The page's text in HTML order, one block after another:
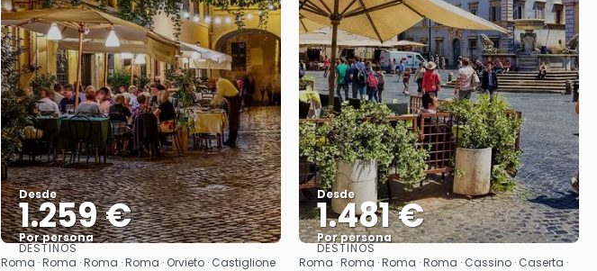
Desde
1.259 €
Por persona
Ver
DESTINOS
Roma · Roma · Roma · Roma · Orvieto · Castiglione
Desde
1.481 €
Por persona
Ver
DESTINOS
Roma · Roma · Roma · Roma · Cassino · Caserta ·